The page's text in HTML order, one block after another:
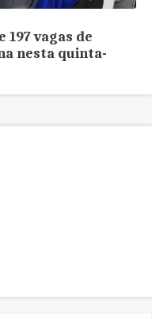
197 vagas de
nesta quinta-